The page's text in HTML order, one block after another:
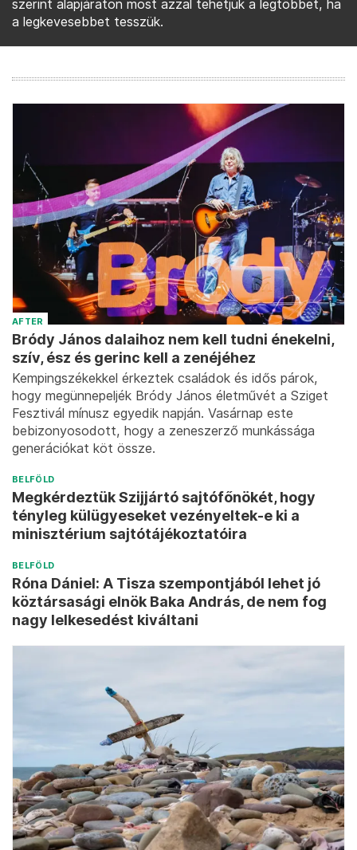
szerint alapjáraton most azzal tehetjük a legtöbbet, ha
a legkevesebbet tesszük.
AFTER
Bródy János dalaihoz nem kell tudni énekelni,
szív, ész és gerinc kell a zenéjéhez
Kempingszékekkel érkeztek családok és idős párok,
hogy megünnepeljék Bródy János életművét a Sziget
Fesztivál mínusz egyedik napján. Vasárnap este
bebizonyosodott, hogy a zeneszerző munkássága
generációkat köt össze.
BELFÖLD
Megkérdeztük Szijjártó sajtófőnökét, hogy
tényleg külügyeseket vezényeltek-e ki a
minisztérium sajtótájékoztatóira
BELFÖLD
Róna Dániel: A Tisza szempontjából lehet jó
köztársasági elnök Baka András, de nem fog
nagy lelkesedést kiváltani